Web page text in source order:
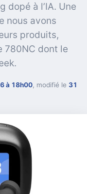
dopé à l’IA. Une
nous avons
produits,
780NC dont le
à 18h00, modifié le 31